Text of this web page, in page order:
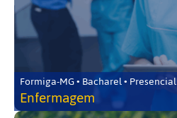
Formiga-MG • Bacharel • Presencial
Enfermagem